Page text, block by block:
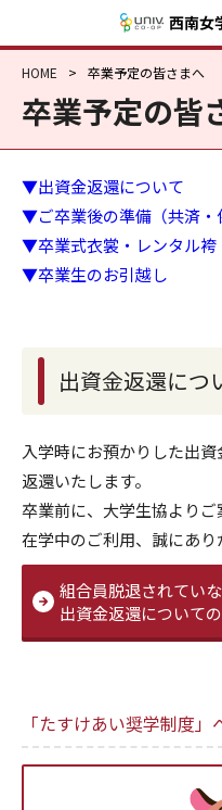
HOME 卒業予定の皆さまへ
卒業予定の皆
▼出資金返還について
▼ご卒業後の準備（共済・
▼卒業式衣裳・レンタル袴
▼卒業生のお引越し
出資金返還につ
入学時にお預かりした出
返還いたします。
卒業前に、大学生協よりご
在学中のご利用、誠にあり
組合員脱退されてい
出資金返還について
「たすけあい奨学制度